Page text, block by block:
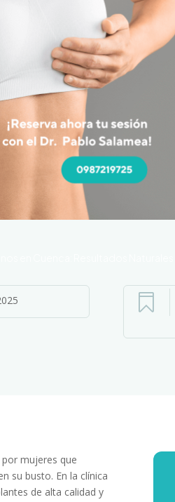

mujeres que
su busto. En la clínica
de alta calidad y